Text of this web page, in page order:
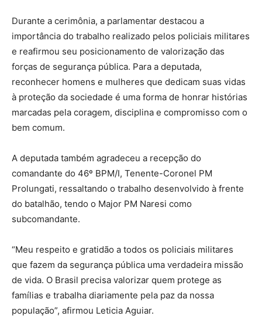
Durante a cerimônia, a parlamentar destacou a
importância do trabalho realizado pelos policiais militares
e reafirmou seu posicionamento de valorização das
forças de segurança pública. Para a deputada,
reconhecer homens e mulheres que dedicam suas vidas
à proteção da sociedade é uma forma de honrar histórias
marcadas pela coragem, disciplina e compromisso com o
bem comum.
A deputada também agradeceu a recepção do
comandante do 46º BPM/I, Tenente-Coronel PM
Prolungati, ressaltando o trabalho desenvolvido à frente
do batalhão, tendo o Major PM Naresi como
subcomandante.
“Meu respeito e gratidão a todos os policiais militares
que fazem da segurança pública uma verdadeira missão
de vida. O Brasil precisa valorizar quem protege as
famílias e trabalha diariamente pela paz da nossa
população”, afirmou Leticia Aguiar.